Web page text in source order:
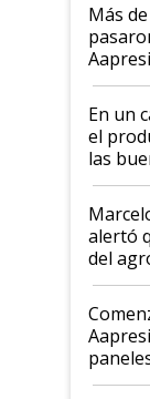
Más
suelo
En un
el
las
agro
"Los
alertó
del
"No
las
años"
todas